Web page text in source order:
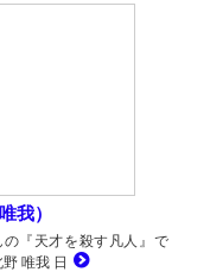
我）
『天才を殺す凡人』で
唯我 日